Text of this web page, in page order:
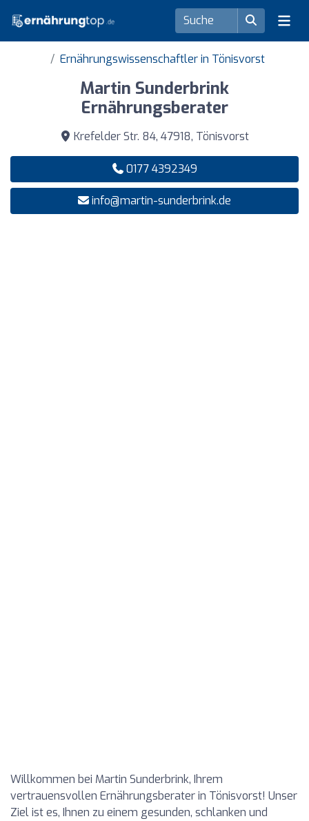
Ernährungswissenschaftler in Tönisvorst
Martin Sunderbrink
Ernährungsberater
Krefelder Str. 84, 47918, Tönisvorst
0177 4392349
info@martin-sunderbrink.de
Willkommen bei Martin Sunderbrink, Ihrem
vertrauensvollen Ernährungsberater in Tönisvorst! Unser
Ziel ist es, Ihnen zu einem gesunden, schlanken und